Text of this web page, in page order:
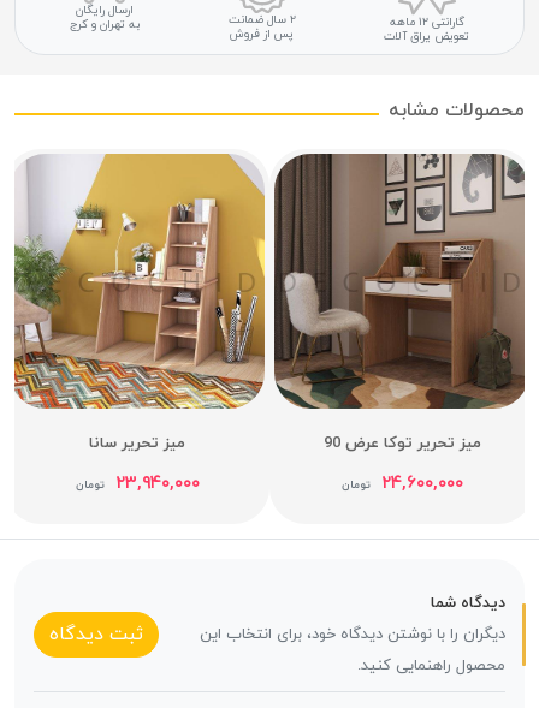
گارانتی ۱۲ ماهه
تعویض یراق آلات
۲ سال ضمانت
پس از فروش
ارسال رایگان
به تهران و کرج
محصولات مشابه
میز تحریر توکا عرض 90
۲۴,۶۰۰,۰۰۰ تومان
میز تحریر سانا
۲۳,۹۴۰,۰۰۰ تومان
دیدگاه شما
دیگران را با نوشتن دیدگاه خود، برای انتخاب این
محصول راهنمایی کنید.
ثبت دیدگاه